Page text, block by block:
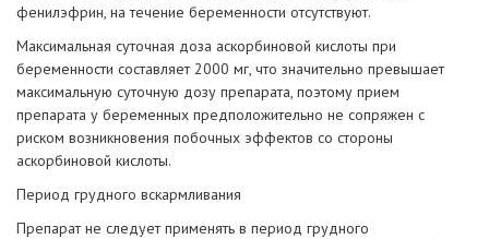
фенилэфрин, на течение беременности отсутствуют.
Максимальная суточная доза аскорбиновой кислоты при
беременности составляет 2000 мг, что значительно превышает
максимальную суточную дозу препарата, поэтому прием
препарата у беременных предположительно не сопряжен с
риском возникновения побочных эффектов со стороны
аскорбиновой кислоты.
Период грудного вскармливания
Препарат не следует применять в период грудного